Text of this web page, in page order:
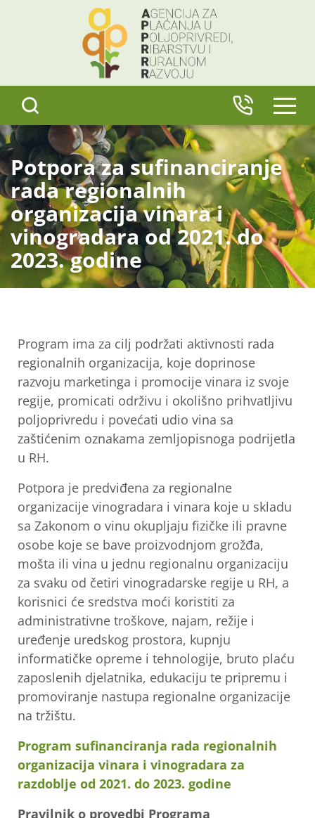
Potpora za sufinanciranje
rada regionalnih
organizacija vinara i
vinogradara od 2021. do
2023. godine
Program ima za cilj podržati aktivnosti rada
regionalnih organizacija, koje doprinose
razvoju marketinga i promocije vinara iz svoje
regije, promicati održivu i okolišno prihvatljivu
poljoprivredu i povećati udio vina sa
zaštićenim oznakama zemljopisnoga podrijetla
u RH.
Potpora je predviđena za regionalne
organizacije vinogradara i vinara koje u skladu
sa Zakonom o vinu okupljaju fizičke ili pravne
osobe koje se bave proizvodnjom grožđa,
mošta ili vina u jednu regionalnu organizaciju
za svaku od četiri vinogradarske regije u RH, a
korisnici će sredstva moći koristiti za
administrativne troškove, najam, režije i
uređenje uredskog prostora, kupnju
informatičke opreme i tehnologije, bruto plaću
zaposlenih djelatnika, edukaciju te pripremu i
promoviranje nastupa regionalne organizacije
na tržištu.
Program sufinanciranja rada regionalnih
organizacija vinara i vinogradara za
razdoblje od 2021. do 2023. godine
Pravilnik o provedbi Programa